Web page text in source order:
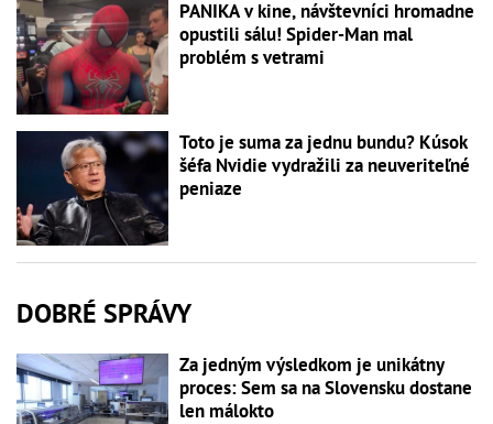
PANIKA v kine, návštevníci hromadne
opustili sálu! Spider-Man mal
problém s vetrami
Toto je suma za jednu bundu? Kúsok
šéfa Nvidie vydražili za neuveriteľné
peniaze
DOBRÉ SPRÁVY
Za jedným výsledkom je unikátny
proces: Sem sa na Slovensku dostane
len málokto